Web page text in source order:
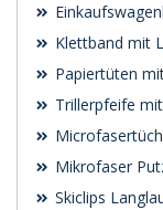
Klettband mit
Papiertüten
Trillerpfeife
Mikrofaser
Skiclips